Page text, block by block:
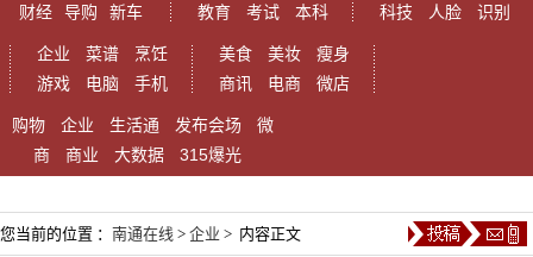
财经
导购 新车
教育
考试 本科
科技
人脸 识别
企业 菜谱
烹饪
游戏
电脑 手机
美食 美妆
瘦身
商讯
电商 微店
购物 企业 生活通 发布会场
微
商
商业 大数据 315爆光
您当前的位置 ： 南通在线 > 企业 > 内容正文